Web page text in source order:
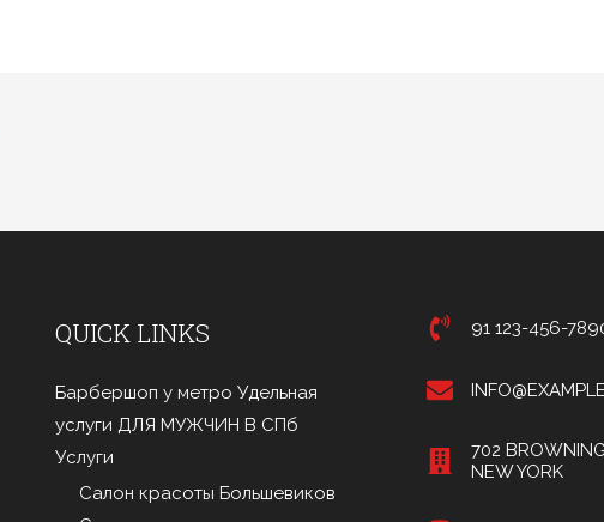
QUICK LINKS
Барбершоп у метро Удельная
услуги ДЛЯ МУЖЧИН В СПб
Услуги
Салон красоты Большевиков
91 123-456-
702
NEW YORK